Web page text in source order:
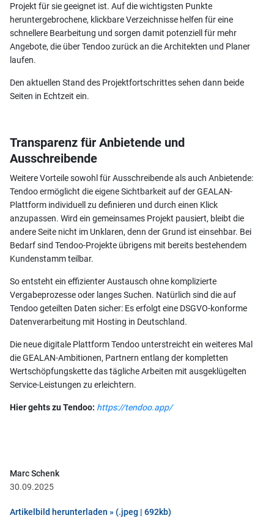
Projekt für sie geeignet ist. Auf die wichtigsten Punkte
heruntergebrochene, klickbare Verzeichnisse helfen für eine
schnellere Bearbeitung und sorgen damit potenziell für mehr
Angebote, die über Tendoo zurück an die Architekten und Planer
laufen.
Den aktuellen Stand des Projektfortschrittes sehen dann beide
Seiten in Echtzeit ein.
Transparenz für Anbietende und
Ausschreibende
Weitere Vorteile sowohl für Ausschreibende als auch Anbietende:
Tendoo ermöglicht die eigene Sichtbarkeit auf der GEALAN-
Plattform individuell zu definieren und durch einen Klick
anzupassen. Wird ein gemeinsames Projekt pausiert, bleibt die
andere Seite nicht im Unklaren, denn der Grund ist einsehbar. Bei
Bedarf sind Tendoo-Projekte übrigens mit bereits bestehendem
Kundenstamm teilbar.
So entsteht ein effizienter Austausch ohne komplizierte
Vergabeprozesse oder langes Suchen. Natürlich sind die auf
Tendoo geteilten Daten sicher: Es erfolgt eine DSGVO-konforme
Datenverarbeitung mit Hosting in Deutschland.
Die neue digitale Plattform Tendoo unterstreicht ein weiteres Mal
die GEALAN-Ambitionen, Partnern entlang der kompletten
Wertschöpfungskette das tägliche Arbeiten mit ausgeklügelten
Service-Leistungen zu erleichtern.
Hier gehts zu Tendoo: https://tendoo.app/
Marc Schenk
30.09.2025
Artikelbild herunterladen » (.jpeg | 692kb)